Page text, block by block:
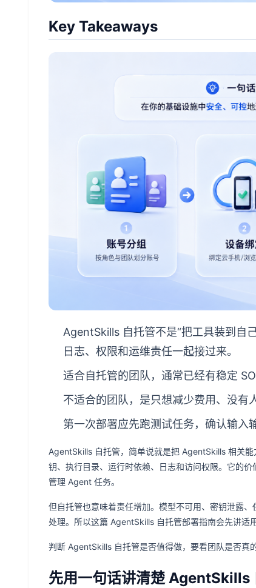
Key Takeaways
AgentSkills 自托管不是“把工具装到自
日志、权限和运维责任一起接过来。
适合自托管的团队，通常已经有稳定
不适合的团队，是只想减少费用、没有
第一次部署应先跑测试任务，确认输入
AgentSkills 自托管，简单说就是把 AgentSkills 相关
钥、执行目录、运行时依赖、日志和访问权限。它的
管理 Agent 任务。
但自托管也意味着责任增加。模型不可用、密钥泄露
处理。所以这篇 AgentSkills 自托管部署指南会先讲适
判断 AgentSkills 自托管是否值得做，要看团队是否真
先用一句话讲清楚 AgentSkills